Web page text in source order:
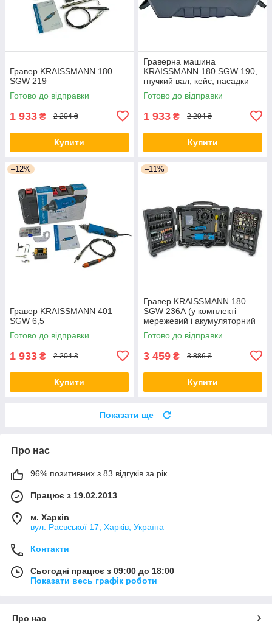
Гравер KRAISSMANN 180
SGW 219
Готово до відправки
1 933 ₴ 2 204 ₴
Купити
Граверна машина
KRAISSMANN 180 SGW 190,
гнучкий вал, кейс, насадки
Готово до відправки
1 933 ₴ 2 204 ₴
Купити
–12%
Гравер KRAISSMANN 401
SGW 6,5
Готово до відправки
1 933 ₴ 2 204 ₴
Купити
–11%
Гравер KRAISSMANN 180
SGW 236А (у комплекті
мережевий і акумуляторний
гравер)
Готово до відправки
3 459 ₴ 3 886 ₴
Купити
Показати ще
Про нас
96% позитивних з 83 відгуків за рік
Працює з 19.02.2013
м. Харків
вул. Раєвської 17, Харків, Україна
Контакти
Сьогодні працює з 09:00 до 18:00
Показати весь графік роботи
Про нас